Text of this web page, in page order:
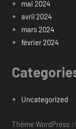
mai 2024
avril 2024
mars 2024
février 2024
Uncategorized
Thème WordPress